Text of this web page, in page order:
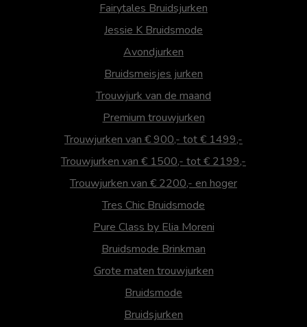
Fairytales Bruidsjurken
Jessie K Bruidsmode
Avondjurken
Bruidsmeisjes jurken
Trouwjurk van de maand
Premium trouwjurken
Trouwjurken van € 900,- tot € 1499,-
Trouwjurken van € 1500,- tot € 2199,-
Trouwjurken van € 2200,- en hoger
Tres Chic Bruidsmode
Pure Class by Elia Moreni
Bruidsmode Brinkman
Grote maten trouwjurken
Bruidsmode
Bruidsjurken